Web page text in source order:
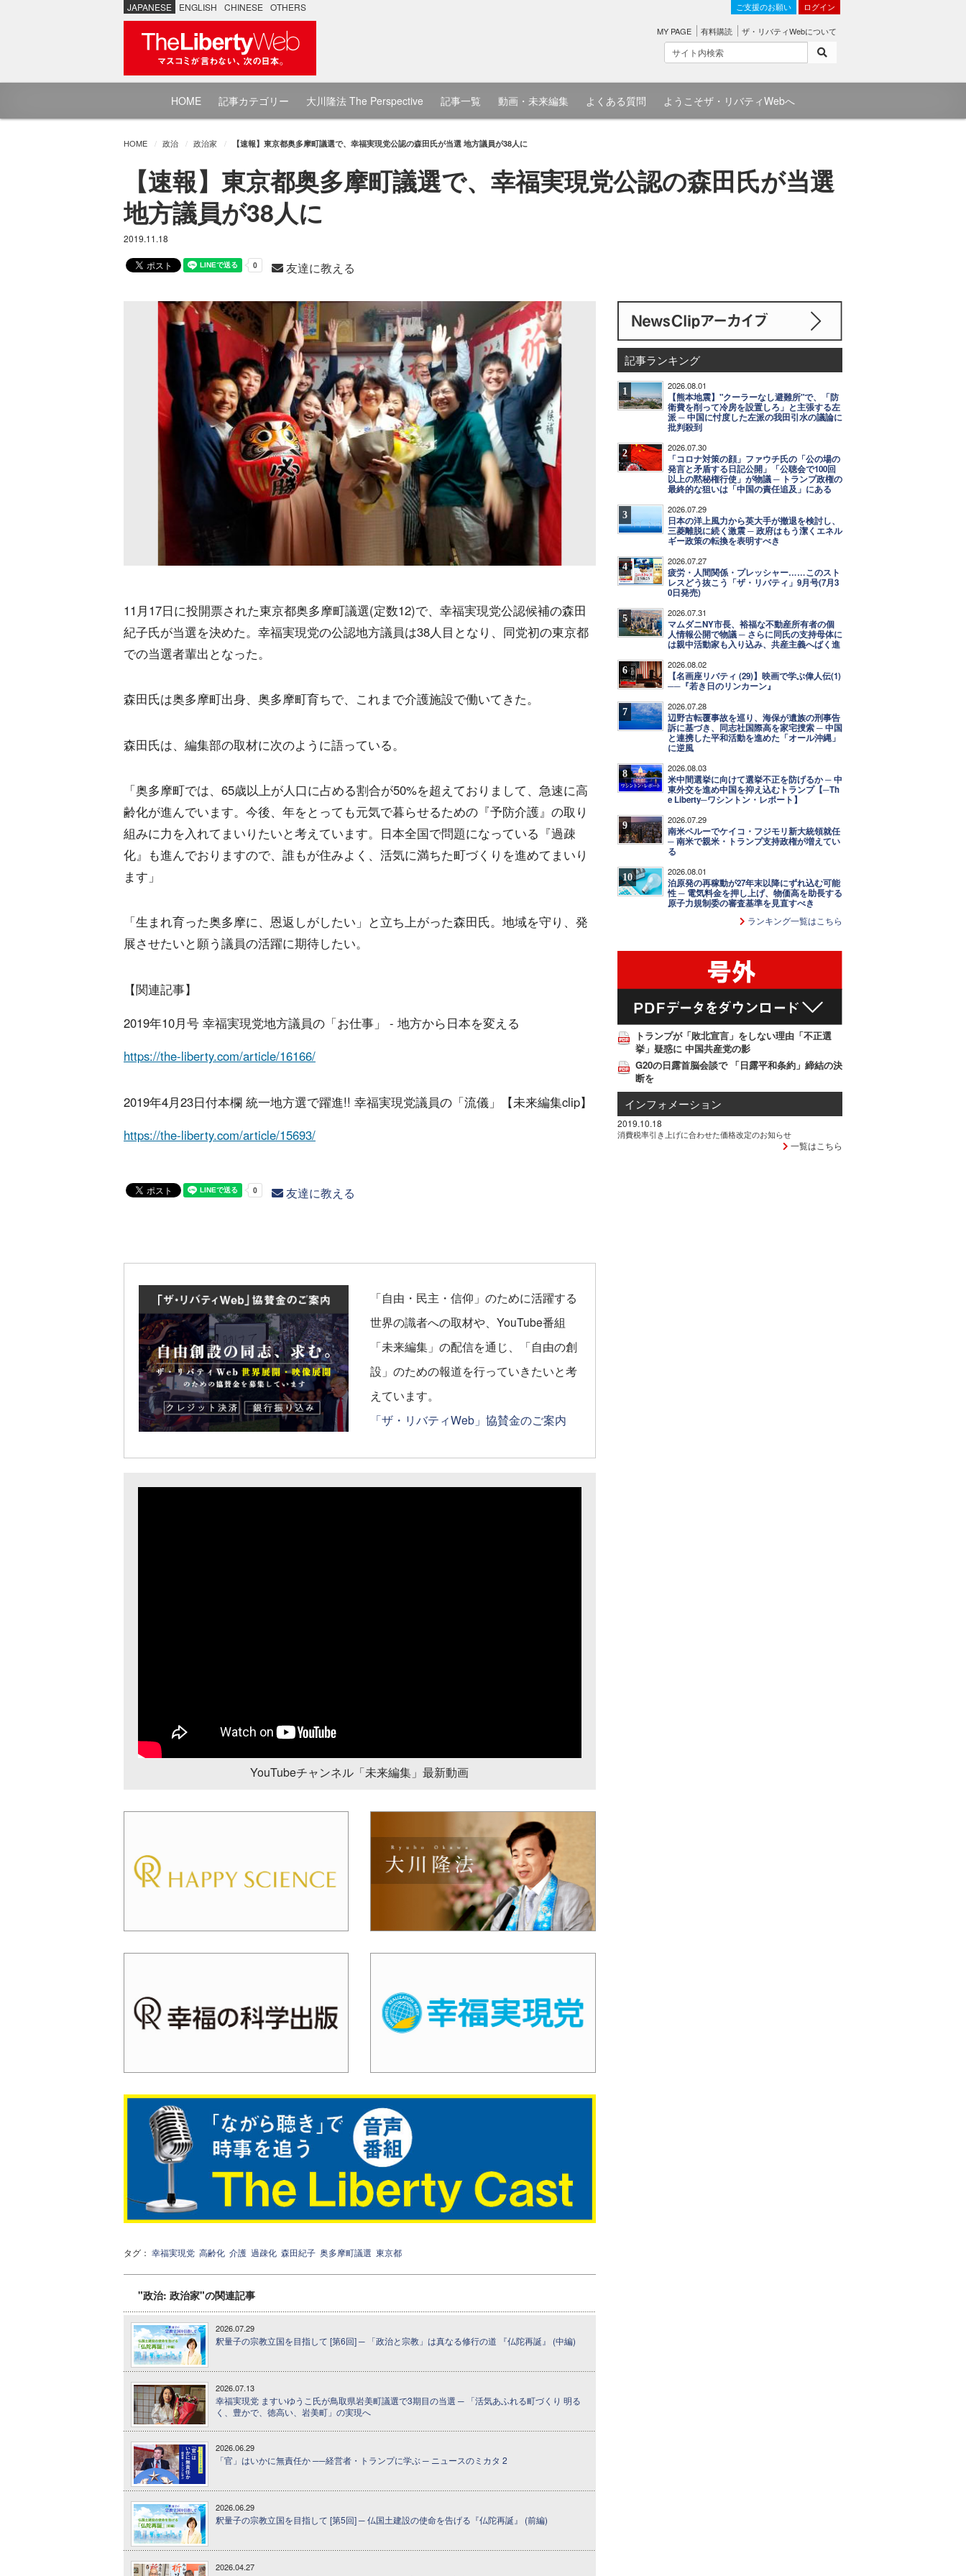
JAPANESE ENGLISH CHINESE OTHERS ご支援のお願い ログイン
MY PAGE 有料購読 ザ・リバティWebについて
HOME 記事カテゴリー 大川隆法 The Perspective 記事一覧 動画・未来編集 よくある質問 ようこそザ・リバティWebへ
HOME 政治 政治家 【速報】東京都奥多摩町議選で、幸福実現党公認の森田氏が当選 地方議員が38人に
【速報】東京都奥多摩町議選で、幸福実現党公認の森田氏が当選
地方議員が38人に
2019.11.18
友達に教える
11月17日に投開票された東京都奥多摩町議選(定数12)で、幸福実現党公認候補の森田
紀子氏が当選を決めた。幸福実現党の公認地方議員は38人目となり、同党初の東京都
での当選者輩出となった。
森田氏は奥多摩町出身、奥多摩町育ちで、これまで介護施設で働いてきた。
森田氏は、編集部の取材に次のように語っている。
「奥多摩町では、65歳以上が人口に占める割合が50%を超えておりまして、急速に高
齢化が進んでいます。今後、年をとっても元気で暮らせるための『予防介護』の取り
組みに力を入れてまいりたいと考えています。日本全国で問題になっている『過疎
化』も進んでおりますので、誰もが住みよく、活気に満ちた町づくりを進めてまいり
ます」
「生まれ育った奥多摩に、恩返しがしたい」と立ち上がった森田氏。地域を守り、発
展させたいと願う議員の活躍に期待したい。
【関連記事】
2019年10月号 幸福実現党地方議員の「お仕事」 - 地方から日本を変える
https://the-liberty.com/article/16166/
2019年4月23日付本欄 統一地方選で躍進!! 幸福実現党議員の「流儀」【未来編集clip】
https://the-liberty.com/article/15693/
友達に教える
「自由・民主・信仰」のために活躍する
世界の識者への取材や、YouTube番組
「未来編集」の配信を通じ、「自由の創
設」のための報道を行っていきたいと考
えています。
「ザ・リバティWeb」協賛金のご案内
YouTubeチャンネル「未来編集」最新動画
タグ： 幸福実現党 高齢化 介護 過疎化 森田紀子 奥多摩町議選 東京都
"政治: 政治家"の関連記事
2026.07.29
釈量子の宗教立国を目指して [第6回] ─ 「政治と宗教」は真なる修行の道 『仏陀再誕』 (中編)
2026.07.13
幸福実現党 ますいゆうこ氏が鳥取県岩美町議選で3期目の当選 ─ 「活気あふれる町づくり 明る
く、豊かで、徳高い、岩美町」の実現へ
2026.06.29
「官」はいかに無責任か ──経営者・トランプに学ぶ ─ ニュースのミカタ 2
2026.06.29
釈量子の宗教立国を目指して [第5回] ─ 仏国土建設の使命を告げる『仏陀再誕』 (前編)
2026.04.27
記事ランキング
1 2026.08.01
【熊本地震】"クーラーなし避難所"で、「防
衛費を削って冷房を設置しろ」と主張する左
派 ─ 中国に忖度した左派の我田引水の議論に
批判殺到
2 2026.07.30
「コロナ対策の顔」ファウチ氏の「公の場の
発言と矛盾する日記公開」「公聴会で100回
以上の黙秘権行使」が物議 ─ トランプ政権の
最終的な狙いは「中国の責任追及」にある
3 2026.07.29
日本の洋上風力から英大手が撤退を検討し、
三菱離脱に続く激震 ─ 政府はもう潔くエネル
ギー政策の転換を表明すべき
4 2026.07.27
疲労・人間関係・プレッシャー……このスト
レスどう抜こう「ザ・リバティ」9月号(7月3
0日発売)
5 2026.07.31
マムダニNY市長、裕福な不動産所有者の個
人情報公開で物議 ─ さらに同氏の支持母体に
は親中活動家も入り込み、共産主義へばく進
6 2026.08.02
【名画座リバティ (29)】映画で学ぶ偉人伝(1)
──『若き日のリンカーン』
7 2026.07.28
辺野古転覆事故を巡り、海保が遺族の刑事告
訴に基づき、同志社国際高を家宅捜索 ─ 中国
と連携した平和活動を進めた「オール沖縄」
に逆風
8 2026.08.03
米中間選挙に向けて選挙不正を防げるか ─ 中
東外交を進め中国を抑え込むトランプ【─Th
e Liberty─ワシントン・レポート】
9 2026.07.29
南米ペルーでケイコ・フジモリ新大統領就任
─ 南米で親米・トランプ支持政権が増えてい
る
10 2026.08.01
泊原発の再稼動が27年末以降にずれ込む可能
性 ─ 電気料金を押し上げ、物価高を助長する
原子力規制委の審査基準を見直すべき
ランキング一覧はこちら
トランプが「敗北宣言」をしない理由「不正選
挙」疑惑に 中国共産党の影
G20の日露首脳会談で 「日露平和条約」締結の決
断を
インフォメーション
2019.10.18
消費税率引き上げに合わせた価格改定のお知らせ
一覧はこちら